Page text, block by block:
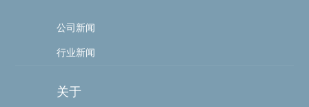
公司新闻
行业新闻
关于